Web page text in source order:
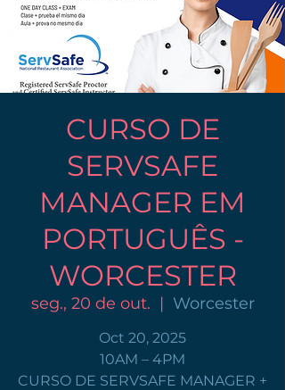
CURSO DE
SERVSAFE
MANAGER EM
PORTUGUÊS -
WORCESTER
seg., 20 de out.
  |
Worcester
Oct 20, 2025
10AM – 4PM
CURSO DE SERVSAFE MANAGER +